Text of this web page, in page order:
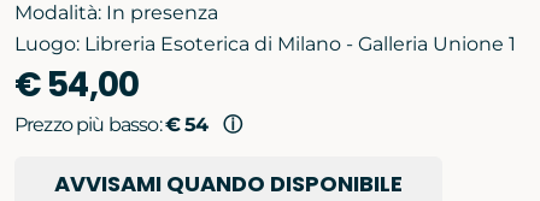
Modalità: In presenza
Luogo: Libreria Esoterica di Milano - Galleria Unione 1
€ 54,00
Prezzo più basso:€ 54 ⓘ
AVVISAMI QUANDO DISPONIBILE